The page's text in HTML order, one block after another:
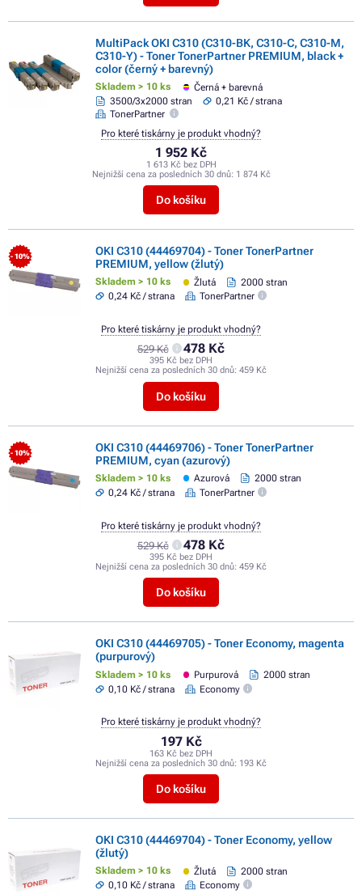
MultiPack OKI C310 (C310-BK, C310-C, C310-M,
C310-Y) - Toner TonerPartner PREMIUM, black +
color (černý + barevný)
Skladem > 10 ks
Černá + barevná
3500/3x2000 stran
0,21 Kč / strana
TonerPartner
1 952 Kč
1 613 Kč bez DPH
Nejnižší cena za posledních 30 dnů: 1 874 Kč
Do košíku
Pro které tiskárny je produkt vhodný?
- 10%
OKI C310 (44469704) - Toner TonerPartner
PREMIUM, yellow (žlutý)
Skladem > 10 ks Žlutá
2000 stran
0,24 Kč / strana
TonerPartner
529 Kč 478 Kč
395 Kč bez DPH
Nejnižší cena za posledních 30 dnů: 459 Kč
Do košíku
Pro které tiskárny je produkt vhodný?
- 10%
OKI C310 (44469706) - Toner TonerPartner
PREMIUM, cyan (azurový)
Skladem > 10 ks Azurová
2000 stran
0,24 Kč / strana
TonerPartner
529 Kč 478 Kč
395 Kč bez DPH
Nejnižší cena za posledních 30 dnů: 459 Kč
Do košíku
Pro které tiskárny je produkt vhodný?
OKI C310 (44469705) - Toner Economy, magenta
(purpurový)
Skladem > 10 ks Purpurová
2000 stran
0,10 Kč / strana
Economy
197 Kč
163 Kč bez DPH
Nejnižší cena za posledních 30 dnů: 193 Kč
Do košíku
Pro které tiskárny je produkt vhodný?
OKI C310 (44469704) - Toner Economy, yellow
(žlutý)
Skladem > 10 ks Žlutá
2000 stran
0,10 Kč / strana
Economy